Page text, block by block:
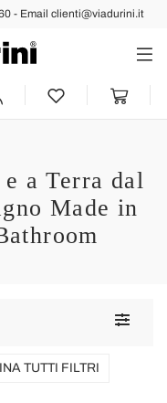
- Email clienti@viadurini.it
a Terra dal
Made in
Toggle
TUTTI FILTRI